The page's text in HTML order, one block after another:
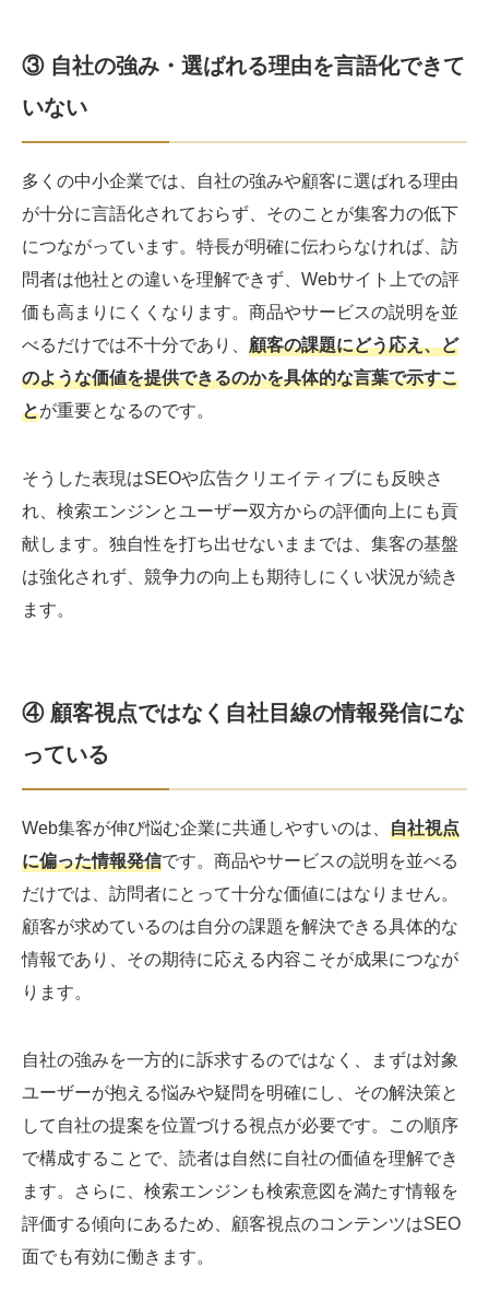
③ 自社の強み・選ばれる理由を言語化できて
いない
多くの中小企業では、自社の強みや顧客に選ばれる理由
が十分に言語化されておらず、そのことが集客力の低下
につながっています。特長が明確に伝わらなければ、訪
問者は他社との違いを理解できず、Webサイト上での評
価も高まりにくくなります。商品やサービスの説明を並
べるだけでは不十分であり、 顧客の課題にどう応え、ど
のような価値を提供できるのかを具体的な言葉で示すこ
とが重要となるのです。
そうした表現はSEOや広告クリエイティブにも反映さ
れ、検索エンジンとユーザー双方からの評価向上にも貢
献します。独自性を打ち出せないままでは、集客の基盤
は強化されず、競争力の向上も期待しにくい状況が続き
ます。
④ 顧客視点ではなく自社目線の情報発信にな
っている
Web集客が伸び悩む企業に共通しやすいのは、 自社視点
に偏った情報発信です。商品やサービスの説明を並べる
だけでは、訪問者にとって十分な価値にはなりません。
顧客が求めているのは自分の課題を解決できる具体的な
情報であり、その期待に応える内容こそが成果につなが
ります。
自社の強みを一方的に訴求するのではなく、まずは対象
ユーザーが抱える悩みや疑問を明確にし、その解決策と
して自社の提案を位置づける視点が必要です。この順序
で構成することで、読者は自然に自社の価値を理解でき
ます。さらに、検索エンジンも検索意図を満たす情報を
評価する傾向にあるため、顧客視点のコンテンツはSEO
面でも有効に働きます。